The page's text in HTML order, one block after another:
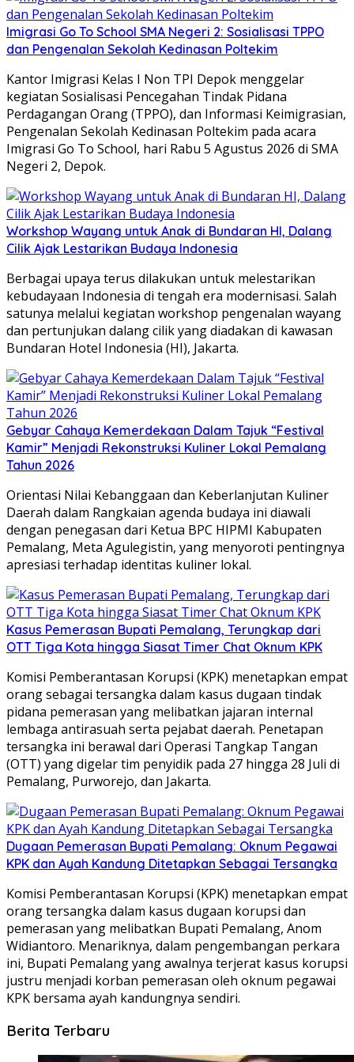
Imigrasi Go To School SMA Negeri 2: Sosialisasi TPPO
dan Pengenalan Sekolah Kedinasan Poltekim
Kantor Imigrasi Kelas I Non TPI Depok menggelar
kegiatan Sosialisasi Pencegahan Tindak Pidana
Perdagangan Orang (TPPO), dan Informasi Keimigrasian,
Pengenalan Sekolah Kedinasan Poltekim pada acara
Imigrasi Go To School, hari Rabu 5 Agustus 2026 di SMA
Negeri 2, Depok.
Workshop Wayang untuk Anak di Bundaran HI, Dalang
Cilik Ajak Lestarikan Budaya Indonesia
Berbagai upaya terus dilakukan untuk melestarikan
kebudayaan Indonesia di tengah era modernisasi. Salah
satunya melalui kegiatan workshop pengenalan wayang
dan pertunjukan dalang cilik yang diadakan di kawasan
Bundaran Hotel Indonesia (HI), Jakarta.
Gebyar Cahaya Kemerdekaan Dalam Tajuk “Festival
Kamir” Menjadi Rekonstruksi Kuliner Lokal Pemalang
Tahun 2026
Orientasi Nilai Kebanggaan dan Keberlanjutan Kuliner
Daerah dalam ​Rangkaian agenda budaya ini diawali
dengan penegasan dari Ketua BPC HIPMI Kabupaten
Pemalang, Meta Agulegistin, yang menyoroti pentingnya
apresiasi terhadap identitas kuliner lokal.
Kasus Pemerasan Bupati Pemalang, Terungkap dari
OTT Tiga Kota hingga Siasat Timer Chat Oknum KPK
Komisi Pemberantasan Korupsi (KPK) menetapkan empat
orang sebagai tersangka dalam kasus dugaan tindak
pidana pemerasan yang melibatkan jajaran internal
lembaga antirasuah serta pejabat daerah. Penetapan
tersangka ini berawal dari Operasi Tangkap Tangan
(OTT) yang digelar tim penyidik pada 27 hingga 28 Juli di
Pemalang, Purworejo, dan Jakarta.
Dugaan Pemerasan Bupati Pemalang: Oknum Pegawai
KPK dan Ayah Kandung Ditetapkan Sebagai Tersangka
Komisi Pemberantasan Korupsi (KPK) menetapkan empat
orang tersangka dalam kasus dugaan korupsi dan
pemerasan yang melibatkan Bupati Pemalang, Anom
Widiantoro. Menariknya, dalam pengembangan perkara
ini, Bupati Pemalang yang awalnya terjerat kasus korupsi
justru menjadi korban pemerasan oleh oknum pegawai
KPK bersama ayah kandungnya sendiri.
Berita Terbaru